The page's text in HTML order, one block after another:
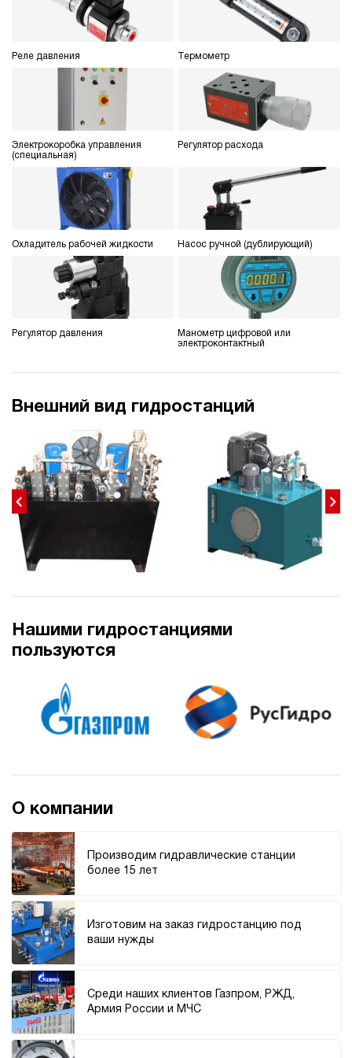
Реле давления Термометр
Электрокоробка управления
(специальная)
Регулятор расхода
Охладитель рабочей жидкости Насос ручной (дублирующий)
Регулятор давления
Манометр цифровой или
электроконтактный
Внешний вид гидростанций
Нашими гидростанциями
пользуются
О компании
Производим гидравлические станции
более 15 лет
Изготовим на заказ гидростанцию под
ваши нужды
Среди наших клиентов Газпром, РЖД,
Армия России и МЧС